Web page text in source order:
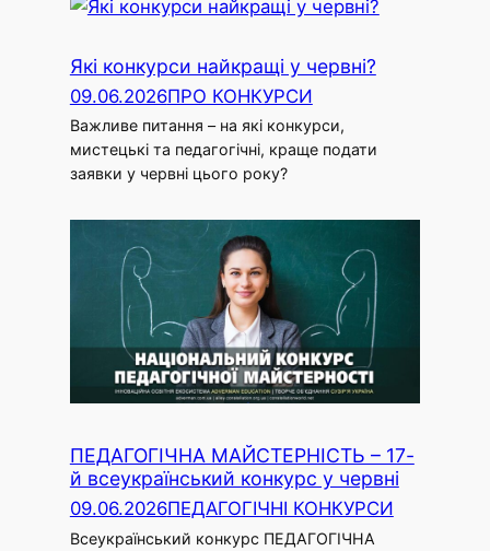
Які конкурси найкращі у червні?
09.06.2026ПРО КОНКУРСИ
Важливе питання – на які конкурси,
мистецькі та педагогічні, краще подати
заявки у червні цього року?
ПЕДАГОГІЧНА МАЙСТЕРНІСТЬ – 17-
й всеукраїнський конкурс у червні
09.06.2026ПЕДАГОГІЧНІ КОНКУРСИ
Всеукраїнський конкурс ПЕДАГОГІЧНА